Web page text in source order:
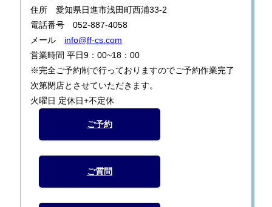
住所 愛知県日進市浅田町西浦33-2
電話番号 052-887-4058
メール info@ff-cs.com
営業時間 平日9：00~18：00
※完全ご予約制で行っておりますのでご予約作業完了
次第閉店とさせていただきます。
火曜日 定休日+不定休
ご予約
ご質問